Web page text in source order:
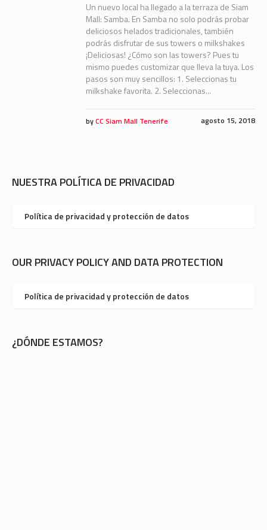
Un nuevo local ha llegado a la terraza de Siam
Mall: Samba. En Samba no solo podrás probar
deliciosos helados tradicionales, también
podrás disfrutar de sus towers o milkshakes
¡Deliciosas! ¿Cómo son las towers? Pues tu
mismo puedes customizar que lleva la tuya. Los
pasos son muy sencillos: 1. Seleccionas tu
milkshake favorita. 2. Seleccionas...
agosto 15, 2018
byCC Siam Mall Tenerife
NUESTRA POLÍTICA DE PRIVACIDAD
Política de privacidad y protección de datos
OUR PRIVACY POLICY AND DATA PROTECTION
Política de privacidad y protección de datos
¿DÓNDE ESTAMOS?